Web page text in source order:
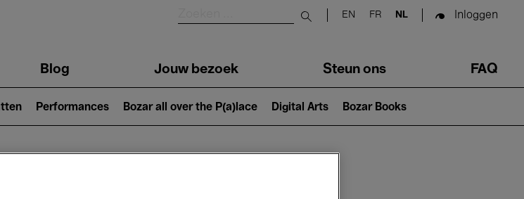
Submit search
EN FR NL Inloggen
Blog Jouw bezoek Steun ons FAQ
Performances Bozar all over the P(a)lace Digital Arts Bozar Books